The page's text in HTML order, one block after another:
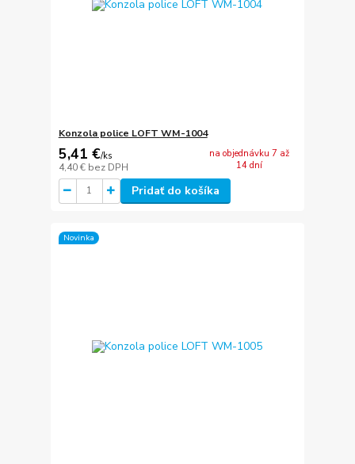
Konzola police LOFT WM-1004
5,41 €/ks
4,40 € bez DPH
na objednávku 7 až
14 dní
Pridať do košíka
Novinka